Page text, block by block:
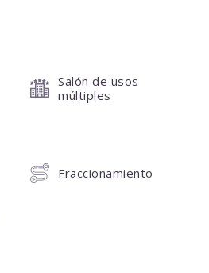
Salón de usos
múltiples
Fraccionamiento